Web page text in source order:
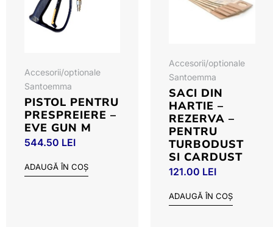
Accesorii/optionale
Santoemma
PISTOL PENTRU
PRESPREIERE –
EVE GUN M
544.50 LEI
ADAUGĂ ÎN COȘ
Accesorii/optionale
Santoemma
SACI DIN
HARTIE –
REZERVA –
PENTRU
TURBODUST
SI CARDUST
121.00 LEI
ADAUGĂ ÎN COȘ